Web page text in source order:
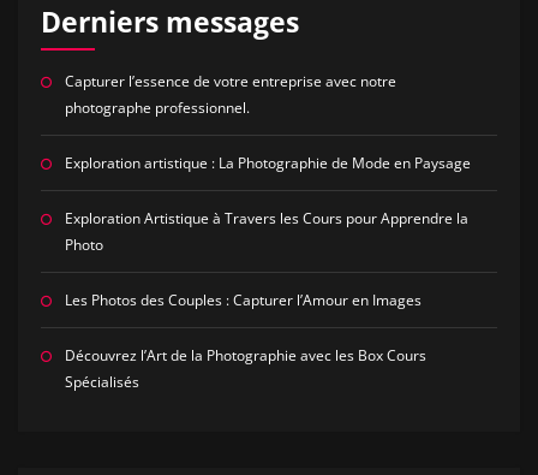
Derniers messages
Capturer l’essence de votre entreprise avec notre
photographe professionnel.
Exploration artistique : La Photographie de Mode en Paysage
Exploration Artistique à Travers les Cours pour Apprendre la
Photo
Les Photos des Couples : Capturer l’Amour en Images
Découvrez l’Art de la Photographie avec les Box Cours
Spécialisés